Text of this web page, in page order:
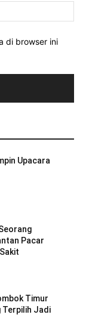
di browser ini
Upacara
Pacar
Timur
Terpilih Jadi